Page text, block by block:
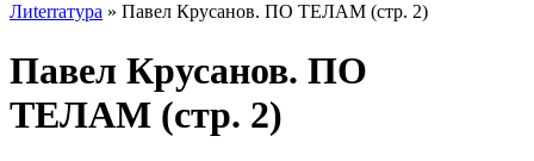
Лиterraтура » Павел Крусанов. ПО ТЕЛАМ (стр. 2)
Павел Крусанов. ПО
ТЕЛАМ (стр. 2)